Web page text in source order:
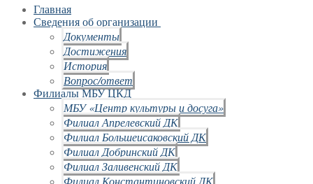
Главная
Сведения об организации
Документы
Достижения
История
Вопрос/ответ
Филиалы МБУ ЦКД
МБУ «Центр культуры и досуга»
Филиал Апрелевский ДК
Филиал Большеисаковский ДК
Филиал Добринский ДК
Филиал Заливенский ДК